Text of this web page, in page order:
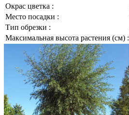
Окрас цветка :
Место посадки :
Тип обрезки :
Максимальная высота растения (см) :